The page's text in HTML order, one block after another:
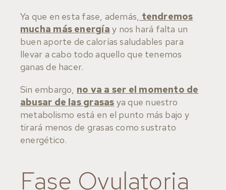
Ya que en esta fase, además, tendremos
mucha más energía y nos hará falta un
buen aporte de calorías saludables para
llevar a cabo todo aquello que tenemos
ganas de hacer.
Sin embargo, no va a ser el momento de
abusar de las grasas ya que nuestro
metabolismo está en el punto más bajo y
tirará menos de grasas como sustrato
energético.
Fase Ovulatoria